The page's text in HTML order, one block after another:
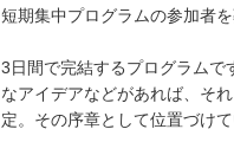
短期集中プログラムの参加者を
3日間で完結するプログラムで
なアイデアなどがあれば、そ
定。その序章として位置づけ